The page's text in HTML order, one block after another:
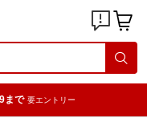
まで 要エントリー